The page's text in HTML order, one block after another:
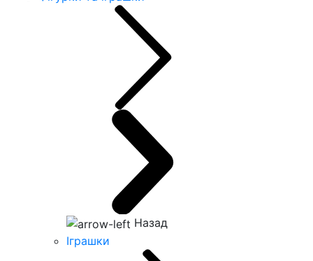
Назад
Іграшки